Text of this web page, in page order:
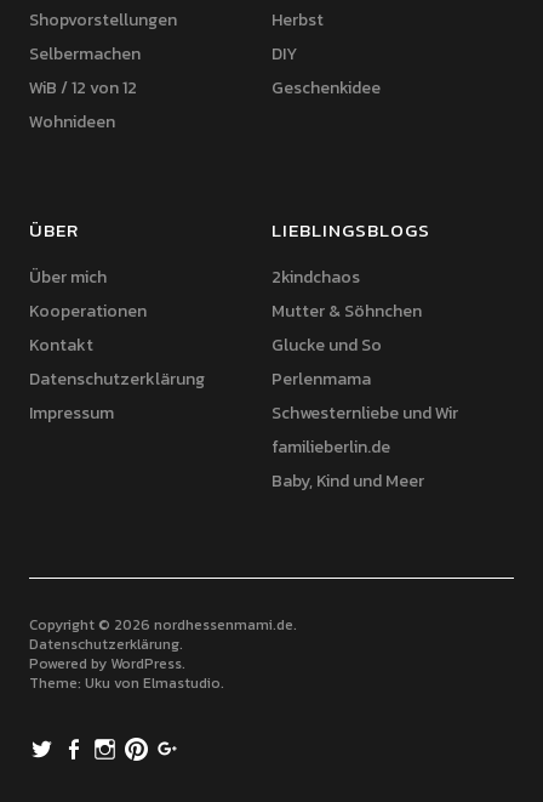
Shopvorstellungen
Selbermachen
WiB / 12 von 12
Wohnideen
Herbst
DIY
Geschenkidee
ÜBER
Über mich
Kooperationen
Kontakt
Datenschutzerklärung
Impressum
LIEBLINGSBLOGS
2kindchaos
Mutter & Söhnchen
Glucke und So
Perlenmama
Schwesternliebe und Wir
familieberlin.de
Baby, Kind und Meer
Copyright © 2026 nordhessenmami.de
Datenschutzerklärung
Powered by WordPress
Theme: Uku von Elmastudio